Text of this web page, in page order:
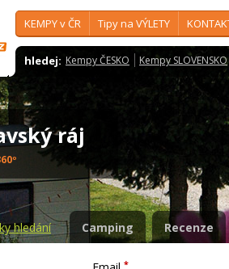
KEMPY v ČR Tipy na VÝLETY
hledej: Kempy ČESKO Kempy SLOVENSKO
ráj
hledání Camping Recenze
*